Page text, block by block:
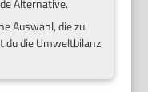
Alternative.
Auswahl, die zu
du die Umweltbilanz